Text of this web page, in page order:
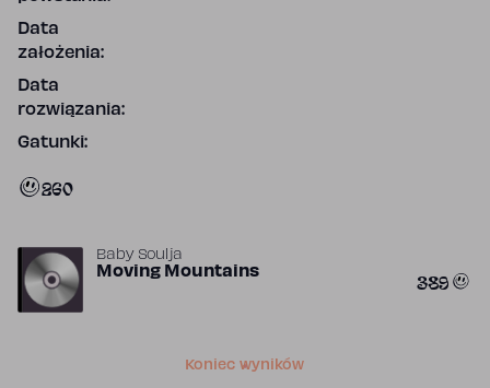
Data
założenia:
Data
rozwiązania:
Gatunki:
260
Baby Soulja
Moving Mountains 389
Koniec wyników